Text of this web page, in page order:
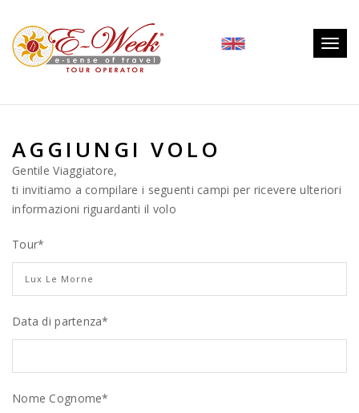
AGGIUNGI VOLO
Gentile Viaggiatore,
ti invitiamo a compilare i seguenti campi per ricevere ulteriori
informazioni riguardanti il volo
Tour*
Data di partenza*
Nome Cognome*